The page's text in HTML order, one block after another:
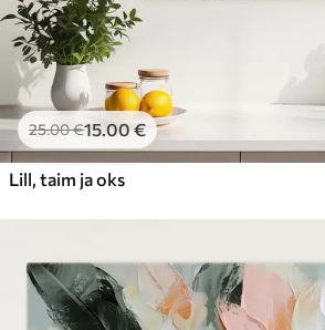
25.00€15.00 €
Lill, taim ja oks